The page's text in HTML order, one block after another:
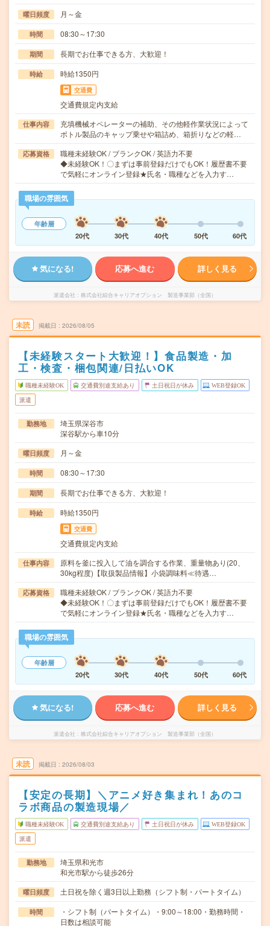
曜日頻度 月～金
時間 08:30～17:30
期間 長期でお仕事できる方、大歓迎！
時給 時給1350円
交通費
交通費規定内支給
仕事内容
充填機械オペレーターの補助、その他軽作業状況によって
ボトル製品のキャップ乗せや箱詰め、箱折りなどの軽…
応募資格
職種未経験OK / ブランクOK / 英語力不要
◆未経験OK！〇まずは事前登録だけでもOK！履歴書不要
で気軽にオンライン登録★氏名・職種などを入力す…
職場の雰囲気
年齢層
20代
30代 40代 50代 60代
気になる! 応募へ進む 詳しく見る
派遣会社 株式会社綜合キャリアオプション 製造事業部（全国）
未読 掲載日 2026/08/05
【未経験スタート大歓迎！】食品製造・加
工・検査・梱包関連/日払いOK
職種未経験OK 交通費別途支給あり 土日祝日が休み WEB登録OK
派遣
勤務地
埼玉県深谷市
深谷駅から車10分
曜日頻度 月～金
時間 08:30～17:30
期間 長期でお仕事できる方、大歓迎！
時給 時給1350円
交通費
交通費規定内支給
仕事内容
原料を釜に投入して油を調合する作業、重量物あり(20、
30kg程度)【取扱製品情報】小袋調味料≪待遇…
応募資格
職種未経験OK / ブランクOK / 英語力不要
◆未経験OK！〇まずは事前登録だけでもOK！履歴書不要
で気軽にオンライン登録★氏名・職種などを入力す…
職場の雰囲気
年齢層
20代
30代 40代 50代 60代
気になる! 応募へ進む 詳しく見る
派遣会社 株式会社綜合キャリアオプション 製造事業部（全国）
未読 掲載日 2026/08/03
【安定の長期】＼アニメ好き集まれ！あのコ
ラボ商品の製造現場／
職種未経験OK 交通費別途支給あり 土日祝日が休み WEB登録OK
派遣
勤務地
埼玉県和光市
和光市駅から徒歩26分
曜日頻度 土日祝を除く週3日以上勤務（シフト制・パートタイム）
時間
・シフト制（パートタイム）・9:00～18:00・勤務時間・
日数は相談可能